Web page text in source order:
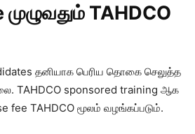
TAHDCO
தனியாக பெரிய தொகை செலுத்த
TAHDCO sponsored training ஆக
fee TAHDCO மூலம் வழங்கப்படும்.